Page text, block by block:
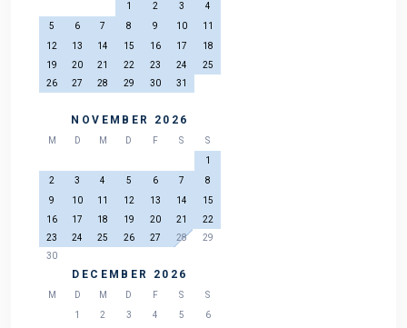
1 2 3
4
5
6 7 8 9 10
11
12
13 14 15 16 17
18
19
20 21 22 23 24
25
26
27 28 29 30 31
NOVEMBER 2026
M D M D F S
S
1
2
3 4 5 6 7
8
9
10 11 12 13 14
15
16
17 18 19 20 21
22
23
24 25 26 27 28
29
30
DECEMBER 2026
M D M D F S
S
1
2 3 4 5
6